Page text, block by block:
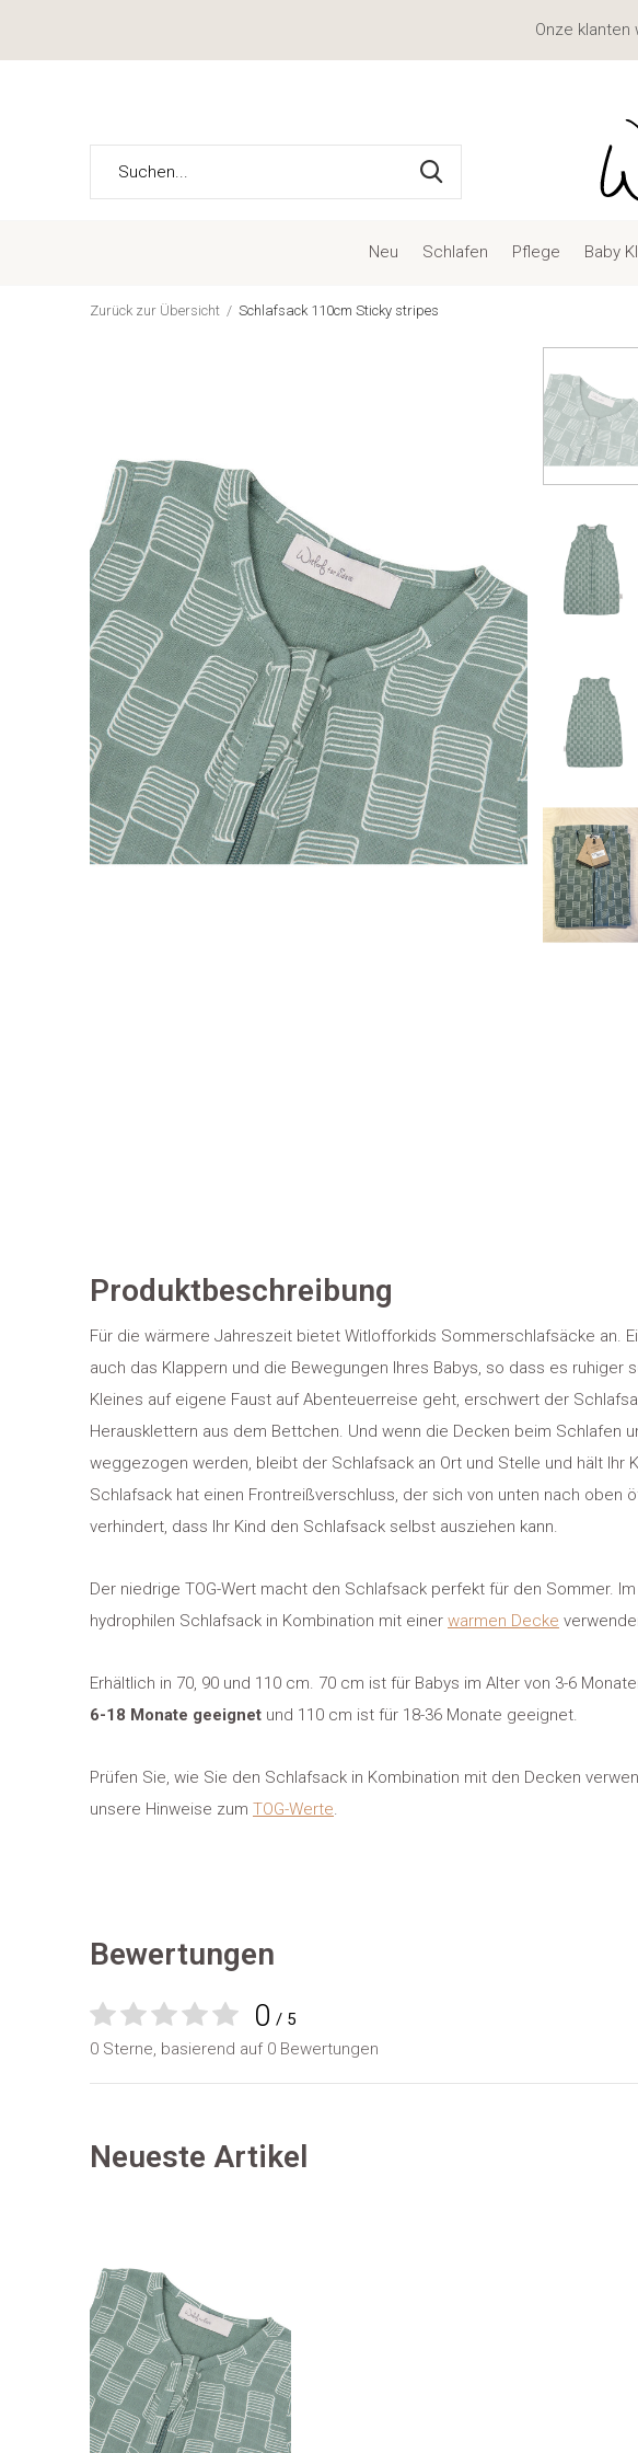
Neu Schlafen Pflege Baby
Onze
Zurück zur Übersicht Schlafsack 110cm Sticky stripes
Produktbeschreibung
Für die wärmere Jahreszeit bietet Witlofforkids Sommerschlafsäcke an.
auch das Klappern und die Bewegungen Ihres Babys, so dass es ruhiger
Kleines auf eigene Faust auf Abenteuerreise geht, erschwert der
Herausklettern aus dem Bettchen. Und wenn die Decken beim Schlafen
weggezogen werden, bleibt der Schlafsack an Ort und Stelle und hält Ihr
Schlafsack hat einen Frontreißverschluss, der sich von unten nach oben
verhindert, dass Ihr Kind den Schlafsack selbst ausziehen kann.
Der niedrige TOG-Wert macht den Schlafsack perfekt für den Sommer.
hydrophilen Schlafsack in Kombination mit einer warmen Decke
Erhältlich in 70, 90 und 110 cm. 70 cm ist für Babys im Alter von 3-6
6-18 Monate geeignet und 110 cm ist für 18-36 Monate geeignet.
Prüfen Sie, wie Sie den Schlafsack in Kombination mit den Decken
unsere Hinweise zum TOG-Werte.
Bewertungen
0 / 5
0 Sterne, basierend auf 0 Bewertungen
Neueste Artikel